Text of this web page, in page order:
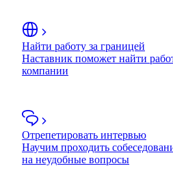
Найти работу за границей
Наставник поможет найти
компании
Отрепетировать интервью
Научим проходить
на неудобные вопросы